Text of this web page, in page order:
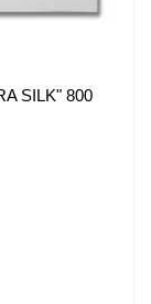
SILK" 800